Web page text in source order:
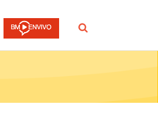
Buscar